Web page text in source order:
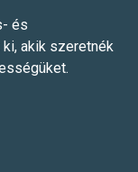
és
akik szeretnék